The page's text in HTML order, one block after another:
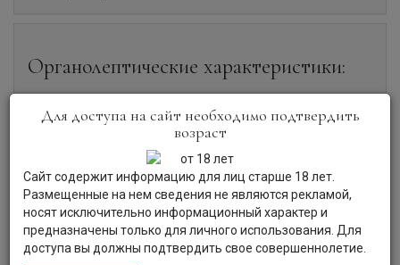
Органолептические характеристики:
Цвет:Вино яркого соломенно-желтого цвета.
Приятный, деликатный аромат вина сочетает в
своей палитре ноты извести, белого персика,
экзотических фруктов, боярышника и листьев томата.
Вкус:Вино легко пить благодаря хрустящей, сочной
кислотности, доминирующей в его вкусе. Свежее,
напряженное послевкусие завершается изысканными
нотами минералов и лимонной цедры.
Гастрономия:Вино подают как аперитив или с рыбными
Для доступа на сайт необходимо подтвердить
возраст
Сайт содержит информацию для лиц старше 18 лет.
Размещенные на нем сведения не являются рекламой,
носят исключительно информационный характер и
предназначены только для личного использования. Для
доступа вы должны подтвердить свое совершеннолетие.